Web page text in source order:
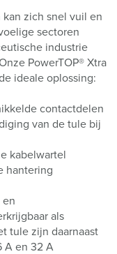
zich snel vuil en
sectoren
industrie
PowerTOP® Xtra
ideale oplossing:
contactdelen
van de tule bij
kabelwartel
hantering
en
als
tule zijn daarnaast
A en 32 A